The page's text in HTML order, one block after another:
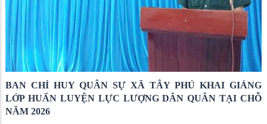
BAN CHỈ HUY QUÂN SỰ XÃ TÂY PHÚ KHAI GIẢNG
LỚP HUẤN LUYỆN LỰC LƯỢNG DÂN QUÂN TẠI CHỖ
NĂM 2026